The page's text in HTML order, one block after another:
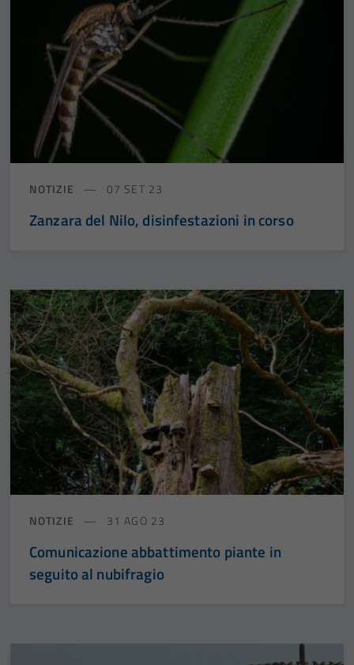
NOTIZIE 07 SET 23
Zanzara del Nilo, disinfestazioni in corso
NOTIZIE 31 AGO 23
Comunicazione abbattimento piante in
seguito al nubifragio